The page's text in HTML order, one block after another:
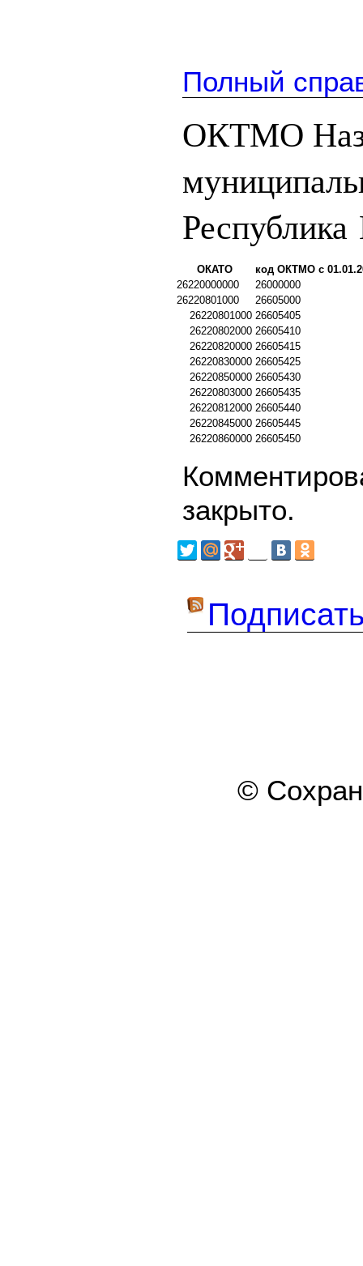
Полный
ОКТМО
ОКАТО
код ОКТМО с
26220000000
26000000
26220801000
26605000
26220801000 26605405
26220802000 26605410
26220820000 26605415
26220830000 26605425
26220850000 26605430
26220803000 26605435
26220812000 26605440
26220845000 26605445
26220860000 26605450
закрыто.
©